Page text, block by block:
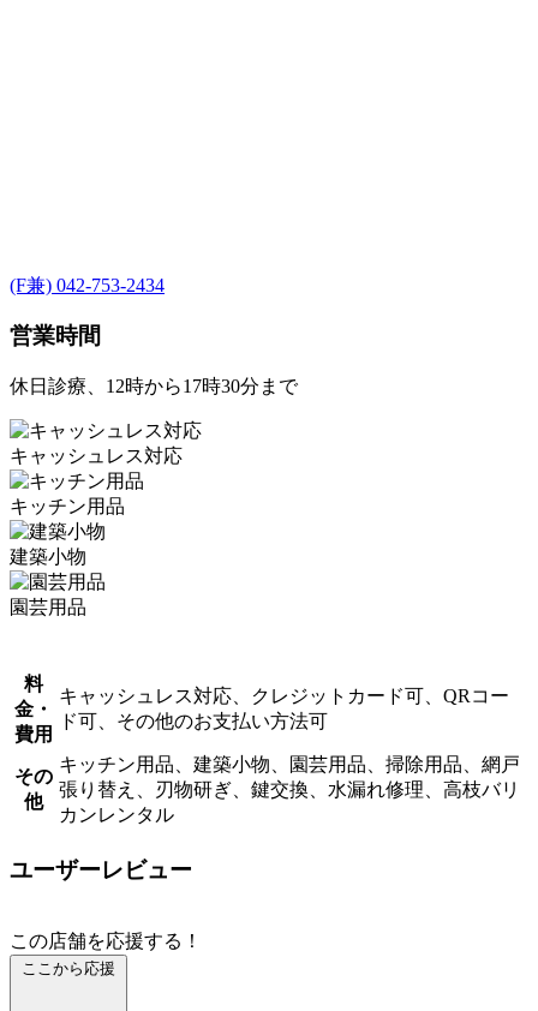
(F兼) 042-753-2434
営業時間
休日診療、12時から17時30分まで
キャッシュレス対応
キッチン用品
建築小物
園芸用品
料
金・
費用
キャッシュレス対応、クレジットカード可、QRコー
ド可、その他のお支払い方法可
その
他
キッチン用品、建築小物、園芸用品、掃除用品、網戸
張り替え、刃物研ぎ、鍵交換、水漏れ修理、高枝バリ
カンレンタル
ユーザーレビュー
この店舗を応援する！
ここから応援